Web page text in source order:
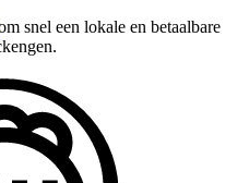
snel een lokale en betaalbare